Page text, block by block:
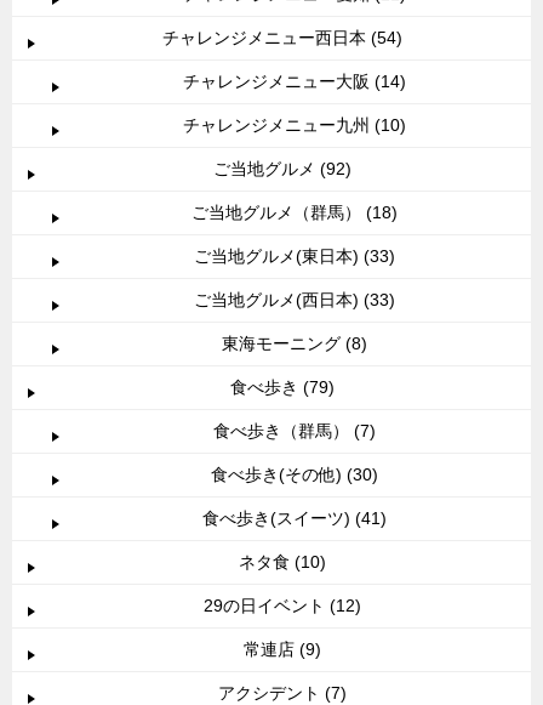
チャレンジメニュー西日本 (54)
チャレンジメニュー大阪 (14)
チャレンジメニュー九州 (10)
ご当地グルメ (92)
ご当地グルメ（群馬） (18)
ご当地グルメ(東日本) (33)
ご当地グルメ(西日本) (33)
東海モーニング (8)
食べ歩き (79)
食べ歩き（群馬） (7)
食べ歩き(その他) (30)
食べ歩き(スイーツ) (41)
ネタ食 (10)
29の日イベント (12)
常連店 (9)
アクシデント (7)